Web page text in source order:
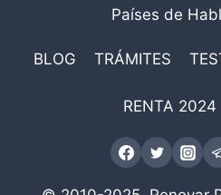
Países de
BLOG TRÁMITES
RENTA 2024